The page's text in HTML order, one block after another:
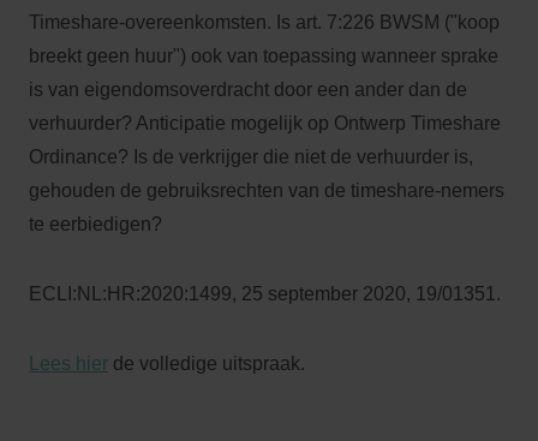
Timeshare-overeenkomsten. Is art. 7:226 BWSM ("koop
breekt geen huur") ook van toepassing wanneer sprake
is van eigendomsoverdracht door een ander dan de
verhuurder? Anticipatie mogelijk op Ontwerp Timeshare
Ordinance? Is de verkrijger die niet de verhuurder is,
gehouden de gebruiksrechten van de timeshare-nemers
te eerbiedigen?
ECLI:NL:HR:2020:1499, 25 september 2020, 19/01351.
Lees hier de volledige uitspraak.